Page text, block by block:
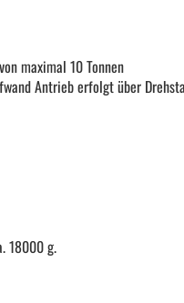
maximal 10 Tonnen
Antrieb erfolgt über
18000 g.